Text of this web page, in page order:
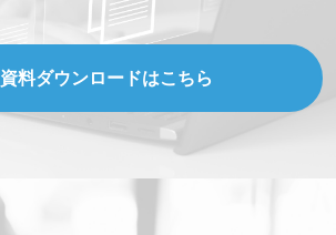
資料ダウンロードはこちら